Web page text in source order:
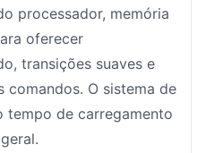
processador, memória
oferecer
transições suaves e
comandos. O sistema de
tempo de carregamento